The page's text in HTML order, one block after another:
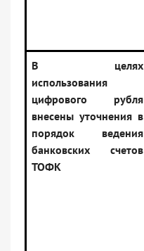
В целях
использования
цифрового рубля
внесены уточнения в
порядок ведения
банковских счетов
ТОФК